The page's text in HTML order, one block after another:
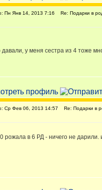
Пн Янв 14, 2013 7:16 Re: Подарки в
у меня сестра из 4 тоже
Ср Фев 06, 2013 14:57 Re: Подарки в
рожала в 6 РД - ничего не дарили.